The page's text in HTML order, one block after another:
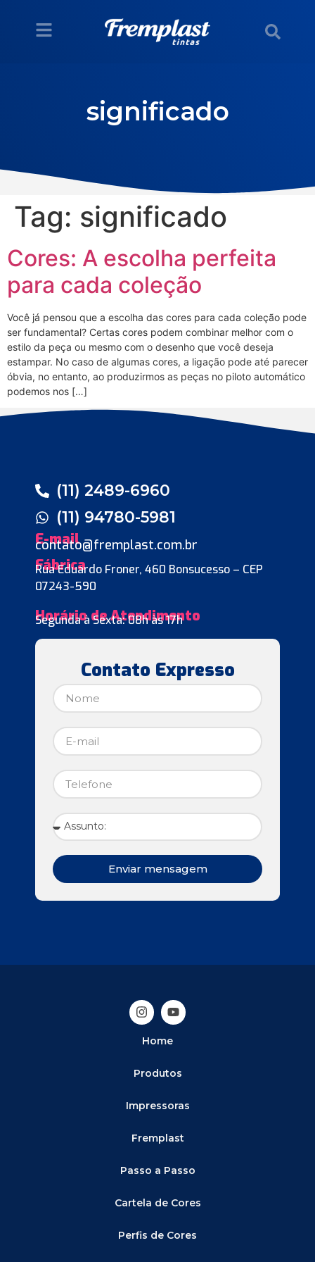
significado
Tag: significado
Cores: A escolha perfeita
para cada coleção
Você já pensou que a escolha das cores para cada coleção pode
ser fundamental? Certas cores podem combinar melhor com o
estilo da peça ou mesmo com o desenho que você deseja
estampar. No caso de algumas cores, a ligação pode até parecer
óbvia, no entanto, ao produzirmos as peças no piloto automático
podemos nos […]
(11) 2489-6960
(11) 94780-5981
E-mail
contato@fremplast.com.br
Fábrica
Rua Eduardo Froner, 460 Bonsucesso – CEP
07243-590
Horário de Atendimento
Segunda à Sexta: 08h às 17h
Contato Expresso
Enviar mensagem
Home
Produtos
Impressoras
Fremplast
Passo a Passo
Cartela de Cores
Perfis de Cores